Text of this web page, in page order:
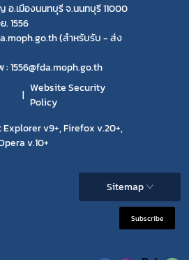
.เมืองนนทบุรี จ.นนทบุรี 11000
. 1556
(สำหรับรับ - ส่ง
1556@fda.moph.go.th
Website Security
Policy
v9+, Firefox v.20+,
v.10+
Sitemap
Subscribe